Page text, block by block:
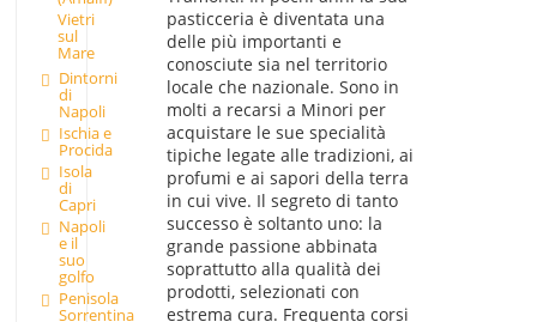
Vietri
sul
Mare
Dintorni
di
Napoli
Ischia e
Procida
Isola
di
Capri
Napoli
e il
suo
golfo
Penisola
Sorrentina
pasticceria è diventata una
delle più importanti e
conosciute sia nel territorio
locale che nazionale. Sono in
molti a recarsi a Minori per
acquistare le sue specialità
tipiche legate alle tradizioni, ai
profumi e ai sapori della terra
in cui vive. Il segreto di tanto
successo è soltanto uno: la
grande passione abbinata
soprattutto alla qualità dei
prodotti, selezionati con
estrema cura. Frequenta corsi